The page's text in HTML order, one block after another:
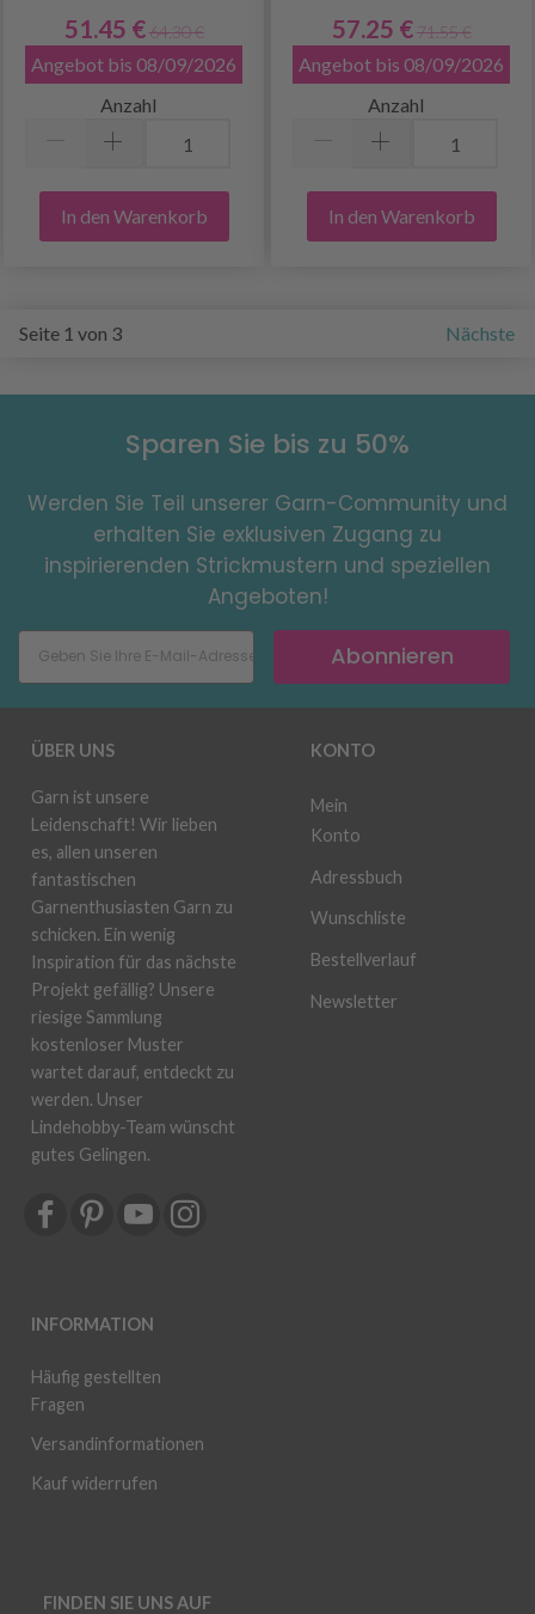
51.45 € 64.30 €
Angebot bis 08/09/2026
Anzahl
In den Warenkorb
57.25 € 71.55 €
Angebot bis 08/09/2026
Anzahl
In den Warenkorb
Seite 1 von 3 Nächste
Sparen Sie bis zu 50%
Werden Sie Teil unserer Garn-Community und
erhalten Sie exklusiven Zugang zu
inspirierenden Strickmustern und speziellen
Angeboten!
Abonnieren
ÜBER UNS
Garn ist unsere
Leidenschaft! Wir lieben
es, allen unseren
fantastischen
Garnenthusiasten Garn zu
schicken. Ein wenig
Inspiration für das nächste
Projekt gefällig? Unsere
riesige Sammlung
kostenloser Muster
wartet darauf, entdeckt zu
werden. Unser
Lindehobby-Team wünscht
gutes Gelingen.
INFORMATION
Häufig gestellten
Fragen
Versandinformationen
Kauf widerrufen
KONTO
Mein
Konto
Adressbuch
Wunschliste
Bestellverlauf
Newsletter
FINDEN SIE UNS AUF